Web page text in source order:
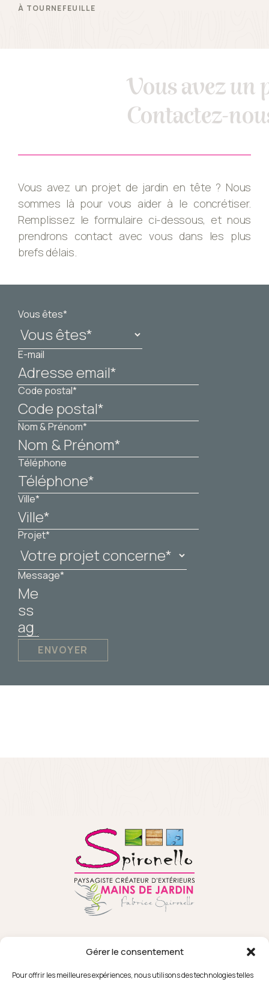
Gérer le consentement
Pour offrir les meilleures expériences, nous utilisons des technologies telles
À TOURNEFEUILLE
Vous avez un
Contactez-
Vous avez un projet de jardin en tête ? Nous
sommes là pour vous aider à le concrétiser.
Remplissez le formulaire ci-dessous, et nous
prendrons contact avec vous dans les plus
brefs délais.
Vous êtes*
E-mail
Code postal*
Nom & Prénom*
Téléphone
Ville*
Projet*
Message*
ENVOYER